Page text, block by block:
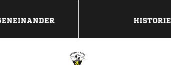
HISTORIE